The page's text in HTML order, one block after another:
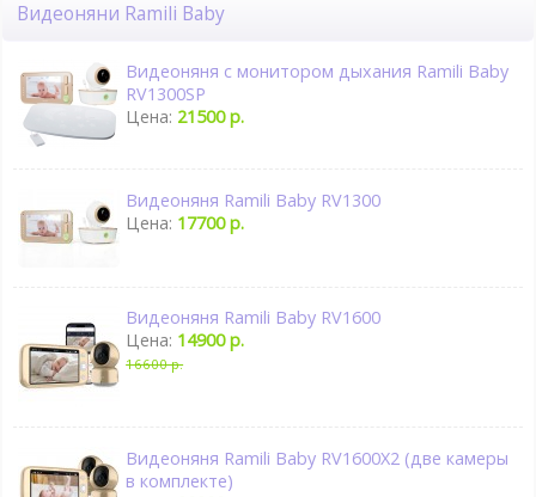
Видеоняни Ramili Baby
Видеоняня с монитором дыхания Ramili Baby
RV1300SP
Цена: 21500 р.
Видеоняня Ramili Baby RV1300
Цена: 17700 р.
Видеоняня Ramili Baby RV1600
Цена: 14900 р.
16600 р.
Видеоняня Ramili Baby RV1600X2 (две камеры
в комплекте)